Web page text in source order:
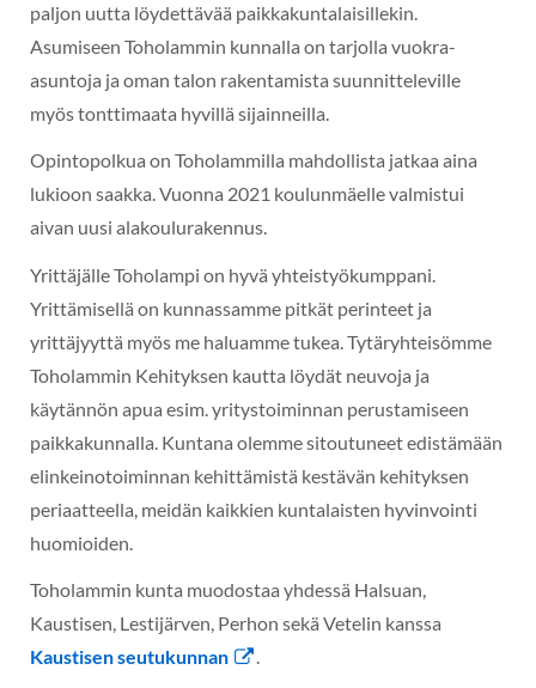
paljon uutta löydettävää paikkakuntalaisillekin.
Asumiseen Toholammin kunnalla on tarjolla vuokra-
asuntoja ja oman talon rakentamista suunnitteleville
myös tonttimaata hyvillä sijainneilla.
Opintopolkua on Toholammilla mahdollista jatkaa aina
lukioon saakka. Vuonna 2021 koulunmäelle valmistui
aivan uusi alakoulurakennus.
Yrittäjälle Toholampi on hyvä yhteistyökumppani.
Yrittämisellä on kunnassamme pitkät perinteet ja
yrittäjyyttä myös me haluamme tukea. Tytäryhteisömme
Toholammin Kehityksen kautta löydät neuvoja ja
käytännön apua esim. yritystoiminnan perustamiseen
paikkakunnalla. Kuntana olemme sitoutuneet edistämään
elinkeinotoiminnan kehittämistä kestävän kehityksen
periaatteella, meidän kaikkien kuntalaisten hyvinvointi
huomioiden.
Toholammin kunta muodostaa yhdessä Halsuan,
Kaustisen, Lestijärven, Perhon sekä Vetelin kanssa
Kaustisen seutukunnan